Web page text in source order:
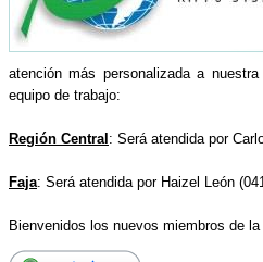
atención más personalizada a
equipo de trabajo:
Región Central: Será atendida por
Faja: Será atendida por Haizel León
Bienvenidos los nuevos miembros de la